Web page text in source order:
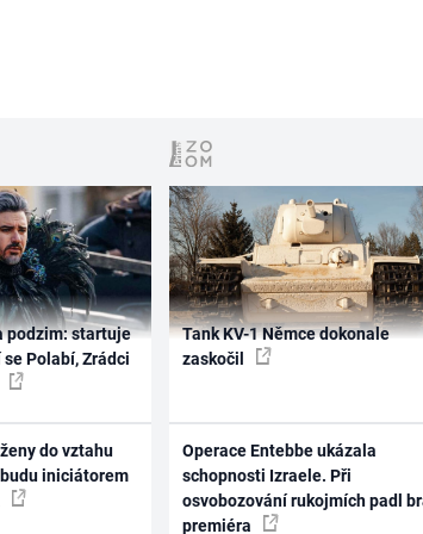
podzim: startuje
Polabí, Zrádci
do vztahu
iniciátorem
Tank KV-1 Němce dokonale
zaskočil
Operace Entebbe ukázala
schopnosti Izraele. Při
osvobozování rukojmích padl
premiéra